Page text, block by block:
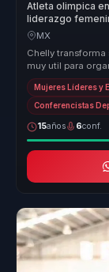
Atleta olimpica
liderazgo
equipos.
MX
Chelly
muy util para
disciplina y...
Mujeres Líderes y
Conferencistas
15años 6conf.